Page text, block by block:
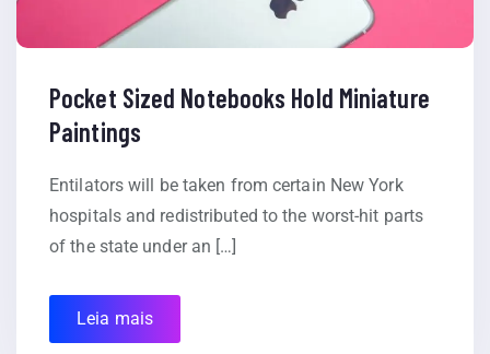
Pocket Sized Notebooks Hold Miniature
Paintings
Entilators will be taken from certain New York
hospitals and redistributed to the worst-hit parts
of the state under an […]
Leia mais